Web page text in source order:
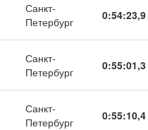
Санкт-
Петербург
0:54:23,9
Санкт-
Петербург
0:55:01,3
Санкт-
Петербург
0:55:10,4